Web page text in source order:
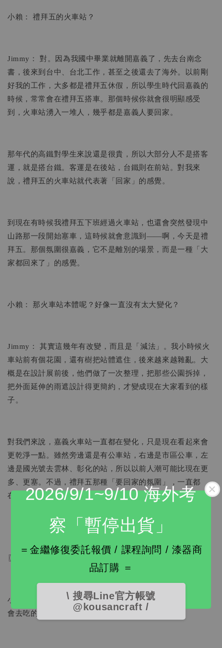
2026/9/1~9/10 海外考
察「暫停出貨」
＝金繼修復委託報價 / 課程詢問 / 漆器商
品訂購 ＝
\ 搜尋Line官方帳號
@kousancraft /
小賴： 禮拜五的火車站？
Jimmy： 對。因為我國中畢業就離開嘉義了，先去台南念
書，後來到台中、台北工作，甚至之後還去了海外。以前剛
好我的工作，大多都是禮拜五休假，所以學生時代回嘉義的
時候，常常會在禮拜五搭車。那個時候你就會很明顯感受
到，火車站湧入一堆人，幾乎都是嘉義人要回家。
那年代的高鐵對學生來說還是很貴，所以大部分人不是搭客
運，就是搭台鐵。客運是在後站，台鐵則在前站。對我來
說，禮拜五的火車站就代表著「回家」的感覺。
到現在有時候我禮拜五下班經過火車站，也還會突然發現中
山路那一段開始塞車，這時候就會意識到——啊，今天是禮
拜五。那個氛圍很嘉義，它不是離別的場景，而是一種「大
家都回來了」的感覺。
小賴： 那火車站本體呢？好像一直沒有太大變化？
Jimmy： 其實這幾年有改變，而且是「減法」。我小時候火
車站前有個花園，還有樹把站體遮住，後來越來越雜亂。大
概是在設計展前後，他們做了一次整理，把那些公園拆掉，
把外面延伸的雨遮設計得更簡約，才變成現在大家看到的樣
子。
對我們來說，嘉義火車站一直都在變化，只是現在看起來會
更乾淨一點。雖然旁邊還是有公車站，右邊是市區公車，左
邊是國光號去雲林、彰化的站，所以以前人潮可能比現在更
多、更塞。不過，禮拜五那種「要回家的氛圍」，一直都
在。
〖口袋名單〗
小賴： 想問你在嘉義平常的口袋名單會是什麼？就是你自己
會去吃的店。